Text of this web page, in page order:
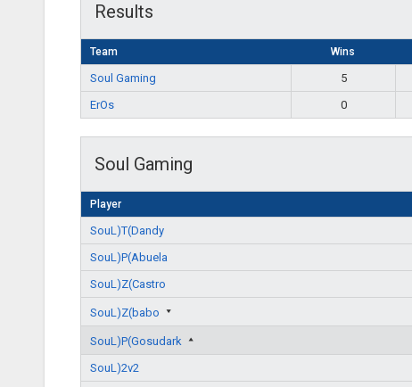
Results
Team Wins
Soul Gaming 5
ErOs
0
Soul Gaming
Player
SouL)T(Dandy
SouL)P(Abuela
SouL)Z(Castro
SouL)Z(babo
SouL)P(Gosudark
SouL)2v2